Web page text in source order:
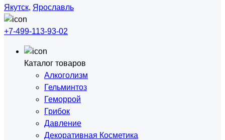
Якутск, Ярославль
+7-499-113-93-02
Каталог товаров
Алкоголизм
Гельминтоз
Геморрой
Грибок
Давление
Декоративная Косметика